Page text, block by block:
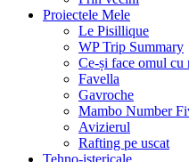
Proiectele Mele
Le Pisillique
WP Trip Summary
Ce-și face omul cu
Favella
Gavroche
Mambo Number
Avizierul
Rafting pe uscat
Tehno-istericale